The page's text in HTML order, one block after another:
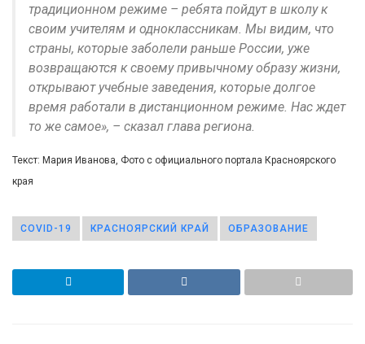
традиционном режиме – ребята пойдут в школу к
своим учителям и одноклассникам. Мы видим, что
страны, которые заболели раньше России, уже
возвращаются к своему привычному образу жизни,
открывают учебные заведения, которые долгое
время работали в дистанционном режиме. Нас ждет
то же самое», – сказал глава региона.
Текст: Мария Иванова, Фото с официального портала Красноярского
края
COVID-19 КРАСНОЯРСКИЙ КРАЙ ОБРАЗОВАНИЕ